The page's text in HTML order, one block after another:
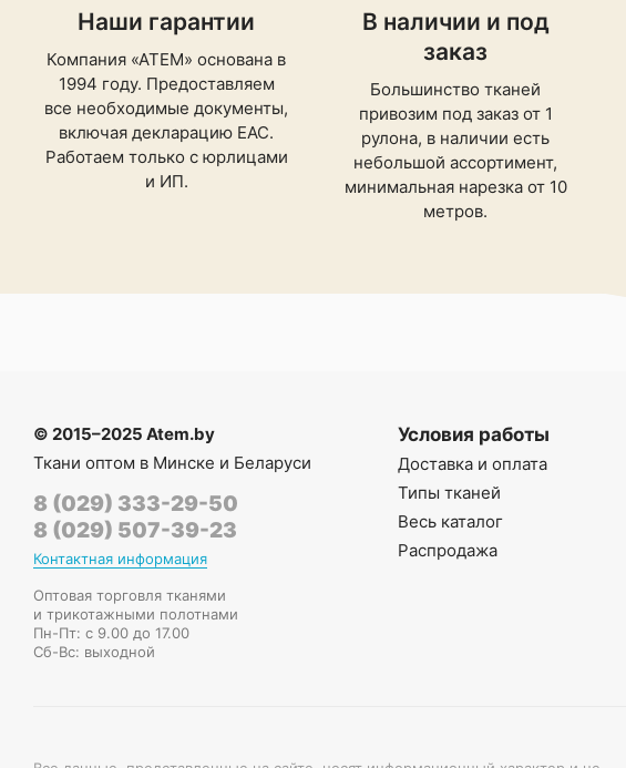
Наши гарантии
Компания «АТЕМ» основана в
1994 году. Предоставляем
все необходимые документы,
включая декларацию ЕАС.
Работаем только с юрлицами
и ИП.
В наличии и под
заказ
Большинство тканей
привозим под заказ от 1
рулона, в наличии есть
небольшой ассортимент,
минимальная нарезка от 10
метров.
© 2015–2025 Atem.by
Ткани оптом в Минске и Беларуси
8 (029) 333-29-50
8 (029) 507-39-23
Контактная информация
Оптовая торговля тканями
и трикотажными полотнами
Пн-Пт: с 9.00 до 17.00
Сб-Вс: выходной
Условия работы
Доставка и оплата
Типы тканей
Весь каталог
Распродажа